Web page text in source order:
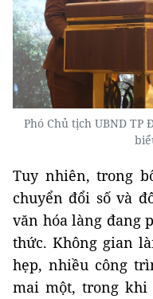
Phó Chủ tịch UBND
Tuy nhiên, trong
chuyển đổi số và
văn hóa làng đang
thức. Không gian
hẹp, nhiều công
mai một, trong